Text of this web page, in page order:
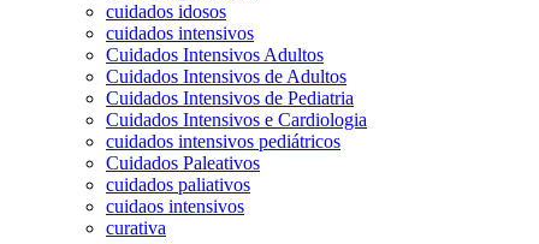
cuidados idosos
cuidados intensivos
Cuidados Intensivos Adultos
Cuidados Intensivos de Adultos
Cuidados Intensivos de Pediatria
Cuidados Intensivos e Cardiologia
cuidados intensivos pediátricos
Cuidados Paleativos
cuidados paliativos
cuidaos intensivos
curativa